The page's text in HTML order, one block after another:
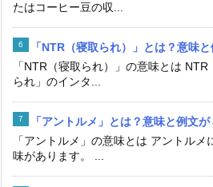
たはコーヒー豆の収...
「NTR（寝取られ）」とは？意味
「NTR（寝取られ）」の意味とは
られ」のインタ...
「アントルメ」とは？意味と例文が
「アントルメ」の意味とは アントル
味があります。 ...